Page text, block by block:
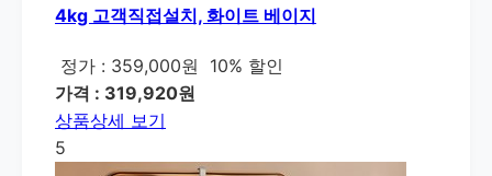
4kg 고객직접설치, 화이트 베이지
정가 : 359,000원
10% 할인
가격 : 319,920원
상품상세 보기
5